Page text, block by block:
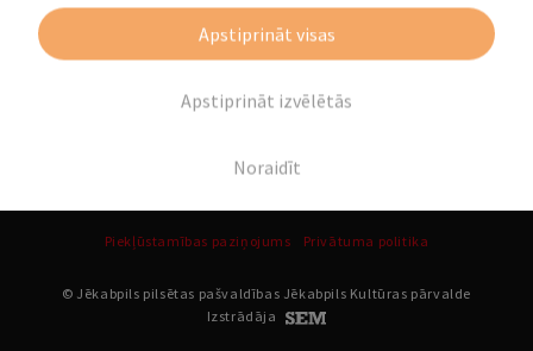
SEKO MUMS
Piekļūstamības paziņojums Privātuma politika
© Jēkabpils pilsētas pašvaldības Jēkabpils Kultūras pārvalde
Izstrādāja
Noraidīt
Apstiprināt izvēlētās
Apstiprināt visas